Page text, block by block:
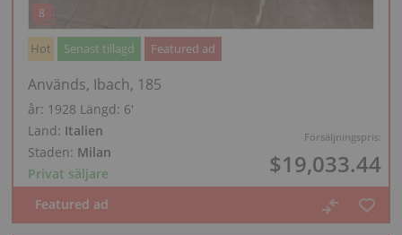
Försäljningspris:
$19,033.44
Hot Senast tillagd Featured ad
Används, Ibach, 185
år: 1928 Längd: 6′
Land: Italien
Staden: Milan
Privat säljare